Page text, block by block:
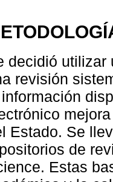
decidió utilizar
revisión
Estado. Se
de
Estas